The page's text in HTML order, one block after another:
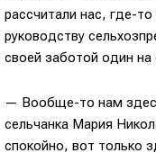
рассчитали нас, где-
руководству
своей заботой один на
— Вообще-то нам
сельчанка Мария
спокойно, вот только